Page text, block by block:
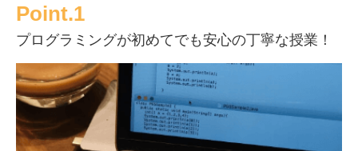
Point.1
プログラミングが初めてでも安心の丁寧な授業！